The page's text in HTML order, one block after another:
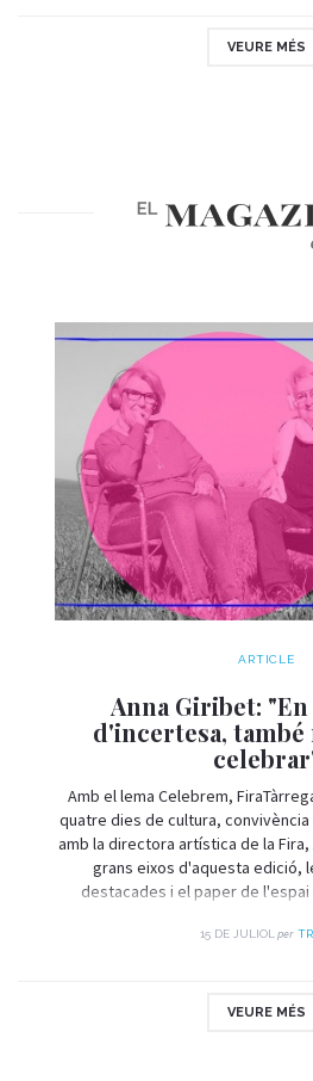
VEURE MÉS
ARTICLE
Anna Giribet:
d'incertesa, també
Amb el lema Celebrem,
quatre dies de cultura, convivència
amb la directora artística de la
grans eixos d'aquesta edició,
destacades i el paper de
15 DE JULIOL per
VEURE MÉS